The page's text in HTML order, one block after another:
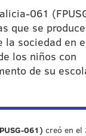
061
que se
sociedad en
los niños con
de su
061) creó en el